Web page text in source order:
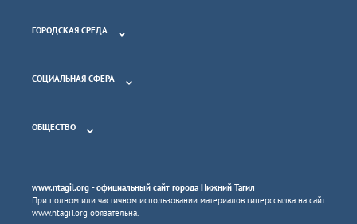
ГОРОДСКАЯ СРЕДА
СОЦИАЛЬНАЯ СФЕРА
ОБЩЕСТВО
www.ntagil.org - официальный сайт города Нижний Тагил
При полном или частичном использовании материалов гиперссылка на сайт
www.ntagil.org обязательна.